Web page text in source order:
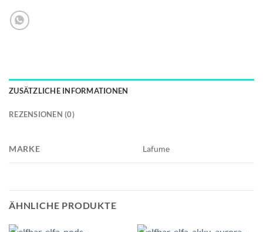
ZUSÄTZLICHE INFORMATIONEN
REZENSIONEN (0)
MARKE Lafume
ÄHNLICHE PRODUKTE